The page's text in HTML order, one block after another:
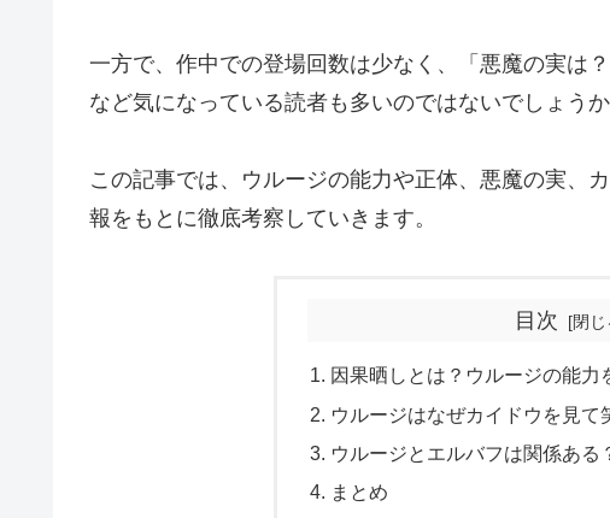
一方で、作中での登場回数は少なく、「悪魔の実は
など気になっている読者も多いのではないでしょうか
この記事では、ウルージの能力や正体、悪魔の実、
報をもとに徹底考察していきます。
目次
因果晒しとは？ウルージの能力
ウルージはなぜカイドウを見て
ウルージとエルバフは関係ある
まとめ